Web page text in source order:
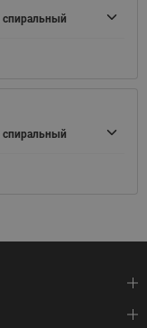
спиральный
спиральный